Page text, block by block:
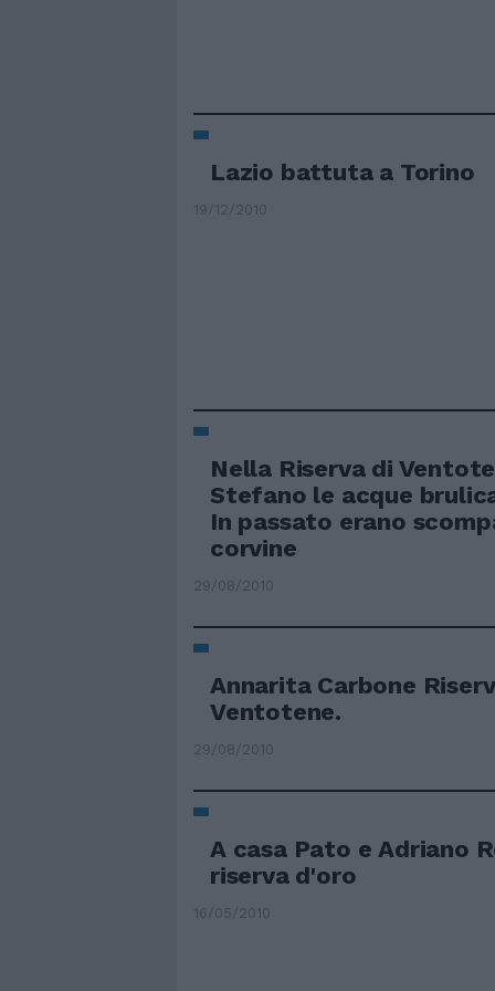
Lazio battuta a Torino
19/12/2010
Nella Riserva di
Stefano le acque
In passato erano
corvine
29/08/2010
Annarita Carbone
Ventotene.
29/08/2010
A casa Pato e Adriano
riserva d'oro
16/05/2010